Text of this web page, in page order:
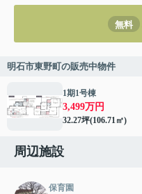
無料
明石市東野町の販売中物件
1期1号棟
3,499万円
32.27坪(106.71㎡)
周辺施設
保育園